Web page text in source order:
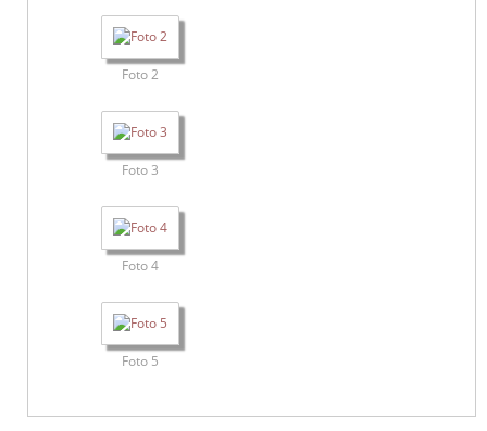
Foto 2
Foto 3
Foto 4
Foto 5